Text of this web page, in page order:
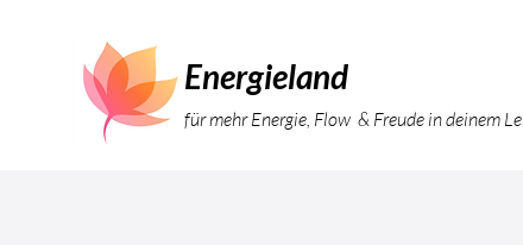
Energieland
für mehr Energie, Flow & Freude in deinem